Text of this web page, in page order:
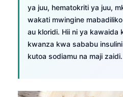
ya juu, hematokriti ya juu,
wakati mwingine
au kloridi. Hii ni ya kawaida
kwanza kwa sababu
kutoa sodiamu na maji zaidi.